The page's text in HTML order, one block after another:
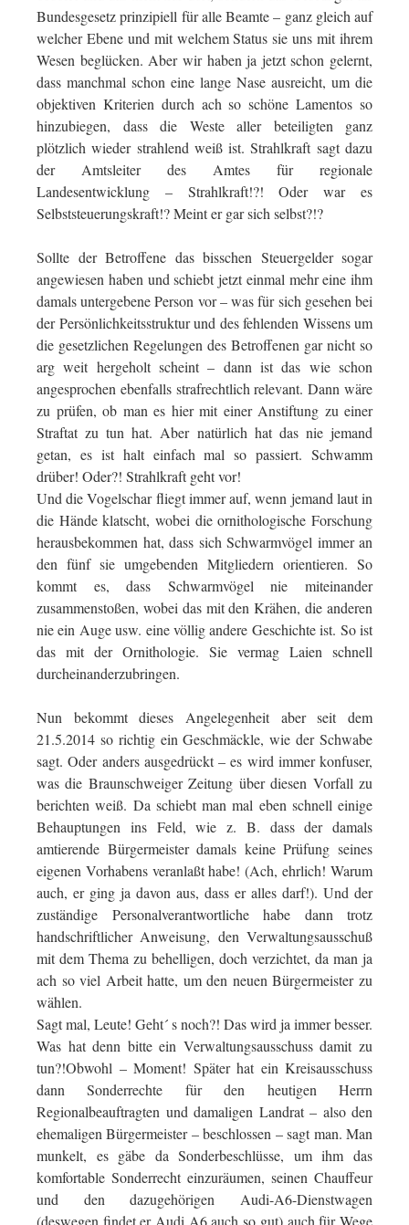
Bundesgesetz prinzipiell für alle Beamte – ganz gleich auf
welcher Ebene und mit welchem Status sie uns mit ihrem
Wesen beglücken. Aber wir haben ja jetzt schon gelernt,
dass manchmal schon eine lange Nase ausreicht, um die
objektiven Kriterien durch ach so schöne Lamentos so
hinzubiegen, dass die Weste aller beteiligten ganz
plötzlich wieder strahlend weiß ist. Strahlkraft sagt dazu
der Amtsleiter des Amtes für regionale
Landesentwicklung – Strahlkraft!?! Oder war es
Selbststeuerungskraft!? Meint er gar sich selbst?!?
Sollte der Betroffene das bisschen Steuergelder sogar
angewiesen haben und schiebt jetzt einmal mehr eine ihm
damals untergebene Person vor – was für sich gesehen bei
der Persönlichkeitsstruktur und des fehlenden Wissens um
die gesetzlichen Regelungen des Betroffenen gar nicht so
arg weit hergeholt scheint – dann ist das wie schon
angesprochen ebenfalls strafrechtlich relevant. Dann wäre
zu prüfen, ob man es hier mit einer Anstiftung zu einer
Straftat zu tun hat. Aber natürlich hat das nie jemand
getan, es ist halt einfach mal so passiert. Schwamm
drüber! Oder?! Strahlkraft geht vor!
Und die Vogelschar fliegt immer auf, wenn jemand laut in
die Hände klatscht, wobei die ornithologische Forschung
herausbekommen hat, dass sich Schwarmvögel immer an
den fünf sie umgebenden Mitgliedern orientieren. So
kommt es, dass Schwarmvögel nie miteinander
zusammenstoßen, wobei das mit den Krähen, die anderen
nie ein Auge usw. eine völlig andere Geschichte ist. So ist
das mit der Ornithologie. Sie vermag Laien schnell
durcheinanderzubringen.
Nun bekommt dieses Angelegenheit aber seit dem
21.5.2014 so richtig ein Geschmäckle, wie der Schwabe
sagt. Oder anders ausgedrückt – es wird immer konfuser,
was die Braunschweiger Zeitung über diesen Vorfall zu
berichten weiß. Da schiebt man mal eben schnell einige
Behauptungen ins Feld, wie z. B. dass der damals
amtierende Bürgermeister damals keine Prüfung seines
eigenen Vorhabens veranlaßt habe! (Ach, ehrlich! Warum
auch, er ging ja davon aus, dass er alles darf!). Und der
zuständige Personalverantwortliche habe dann trotz
handschriftlicher Anweisung, den Verwaltungsausschuß
mit dem Thema zu behelligen, doch verzichtet, da man ja
ach so viel Arbeit hatte, um den neuen Bürgermeister zu
wählen.
Sagt mal, Leute! Geht´ s noch?! Das wird ja immer besser.
Was hat denn bitte ein Verwaltungsausschuss damit zu
tun?!Obwohl – Moment! Später hat ein Kreisausschuss
dann Sonderrechte für den heutigen Herrn
Regionalbeauftragten und damaligen Landrat – also den
ehemaligen Bürgermeister – beschlossen – sagt man. Man
munkelt, es gäbe da Sonderbeschlüsse, um ihm das
komfortable Sonderrecht einzuräumen, seinen Chauffeur
und den dazugehörigen Audi-A6-Dienstwagen
(deswegen findet er Audi A6 auch so gut) auch für Wege